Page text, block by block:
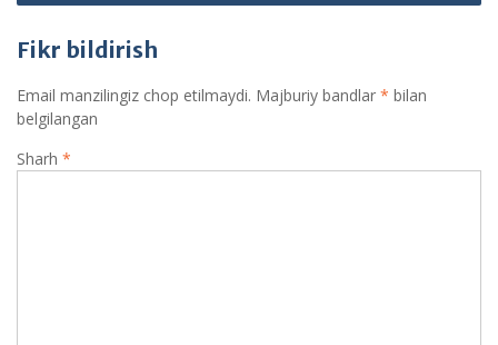
Fikr bildirish
Email manzilingiz chop etilmaydi. Majburiy bandlar * bilan
belgilangan
Sharh *